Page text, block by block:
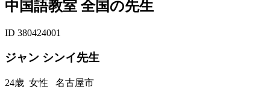
中国語教室 全国の先生
ID 380424001
ジャン シンイ先生
24歳 女性 名古屋市